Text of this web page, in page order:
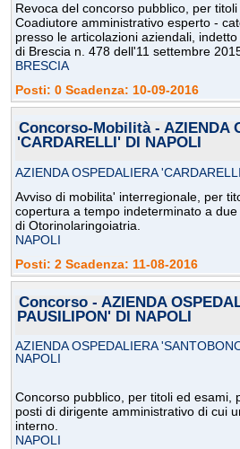
Revoca del concorso pubblico, per
Coadiutore amministrativo esperto -
presso le articolazioni aziendali, indetto
di Brescia n. 478 dell'11 settembre
BRESCIA
Posti: 0 Scadenza: 10-09-2016
Concorso-Mobilità - AZIENDA
'CARDARELLI' DI NAPOLI
AZIENDA OSPEDALIERA
Avviso di mobilita' interregionale, per
copertura a tempo indeterminato a
di Otorinolaringoiatria.
NAPOLI
Posti: 2 Scadenza: 11-08-2016
Concorso - AZIENDA
PAUSILIPON' DI NAPOLI
AZIENDA OSPEDALIERA
NAPOLI
Concorso pubblico, per titoli ed esami,
posti di dirigente amministrativo di cui
interno.
NAPOLI